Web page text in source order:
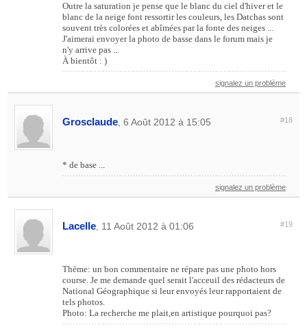
Outre la saturation je pense que le blanc du ciel d'hiver et le
blanc de la neige font ressortir les couleurs, les Datchas sont
souvent très colorées et abîmées par la fonte des neiges ...
J'aimerai envoyer la photo de basse dans le forum mais je
n'y arrive pas ...
À bientôt : )
signalez un problème
Grosclaude , 6 Août 2012 à 15:05 #18
* de base ...
signalez un problème
Lacelle , 11 Août 2012 à 01:06 #19
Thème: un bon commentaire ne répare pas une photo hors
course. Je me demande quel serait l'acceuil des rédacteurs de
National Géographique si leur envoyés leur rapportaient de
tels photos.
Photo: La recherche me plait,en artistique pourquoi pas?